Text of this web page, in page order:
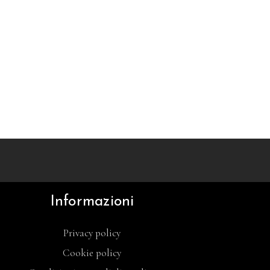
Informazioni
Privacy policy
Cookie policy